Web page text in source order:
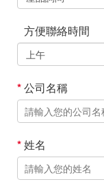
方便聯絡時間
*公司名稱
*姓名